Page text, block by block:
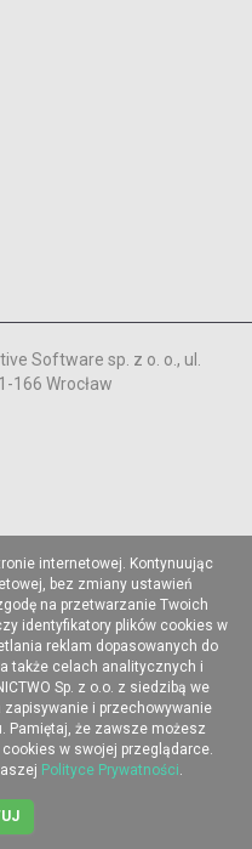
Software sp. z o. o., ul.
166 Wrocław
internetowej. Kontynuując
bez zmiany ustawień
na przetwarzanie Twoich
identyfikatory plików cookies w
reklam dopasowanych do
także celach analitycznych i
Sp. z o.o. z siedzibą we
zapisywanie i przechowywanie
Pamiętaj, że zawsze możesz
w swojej przeglądarce.
Polityce Prywatności